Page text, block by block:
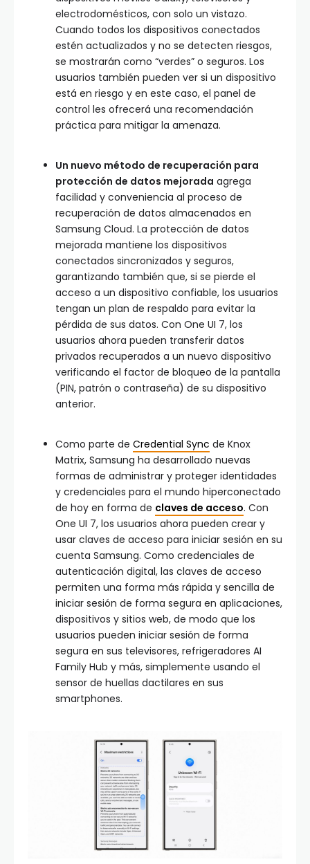
electrodomésticos, con solo un vistazo.
Cuando todos los dispositivos conectados
estén actualizados y no se detecten riesgos,
se mostrarán como “verdes” o seguros. Los
usuarios también pueden ver si un dispositivo
está en riesgo y en este caso, el panel de
control les ofrecerá una recomendación
práctica para mitigar la amenaza.
Un nuevo método de recuperación para
protección de datos mejorada agrega
facilidad y conveniencia al proceso de
recuperación de datos almacenados en
Samsung Cloud. La protección de datos
mejorada mantiene los dispositivos
conectados sincronizados y seguros,
garantizando también que, si se pierde el
acceso a un dispositivo confiable, los usuarios
tengan un plan de respaldo para evitar la
pérdida de sus datos. Con One UI 7, los
usuarios ahora pueden transferir datos
privados recuperados a un nuevo dispositivo
verificando el factor de bloqueo de la pantalla
(PIN, patrón o contraseña) de su dispositivo
anterior.
Como parte de Credential Sync de Knox
Matrix, Samsung ha desarrollado nuevas
formas de administrar y proteger identidades
y credenciales para el mundo hiperconectado
de hoy en forma de claves de acceso. Con
One UI 7, los usuarios ahora pueden crear y
usar claves de acceso para iniciar sesión en su
cuenta Samsung. Como credenciales de
autenticación digital, las claves de acceso
permiten una forma más rápida y sencilla de
iniciar sesión de forma segura en aplicaciones,
dispositivos y sitios web, de modo que los
usuarios pueden iniciar sesión de forma
segura en sus televisores, refrigeradores AI
Family Hub y más, simplemente usando el
sensor de huellas dactilares en sus
smartphones.